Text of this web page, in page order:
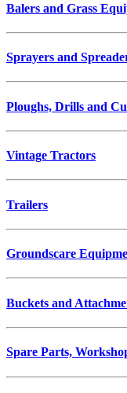
Balers and Grass
Sprayers and
Ploughs, Drills and
Vintage Tractors
Trailers
Groundscare
Buckets and
Spare Parts,